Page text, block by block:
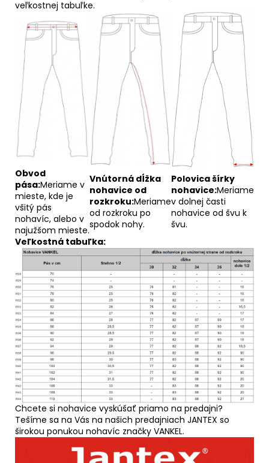
veľkostnej tabuľke.
Obvod
pása:Meriame v
mieste, kde je
všitý pás
nohavíc, alebo v
najužšom mieste.
Vnútorná dĺžka
nohavice od
rozkroku:Meriame
od rozkroku po
spodok nohy.
Polovica šírky
nohavice:Meriame
v dolnej časti
nohavice od švu k
švu.
Veľkostná tabuľka:
Chcete si nohavice vyskúšať priamo na predajni?
Tešíme sa na Vás na našich predajniach JANTEX so
širokou ponukou nohavíc značky VANKEL.